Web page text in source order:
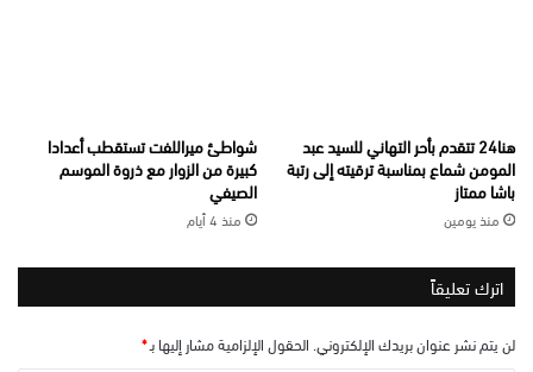
هنا24 تتقدم بأحر التهاني للسيد عبد
المومن شماع بمناسبة ترقيته إلى رتبة
باشا ممتاز
منذ يومين
شواطئ ميراللفت تستقطب أعدادا
كبيرة من الزوار مع ذروة الموسم
الصيفي
منذ 4 أيام
اترك تعليقاً
لن يتم نشر عنوان بريدك الإلكتروني. الحقول الإلزامية مشار إليها بـ*